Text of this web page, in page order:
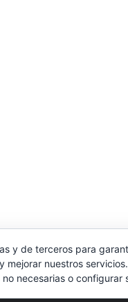
y de terceros para
mejorar nuestros
necesarias o configurar